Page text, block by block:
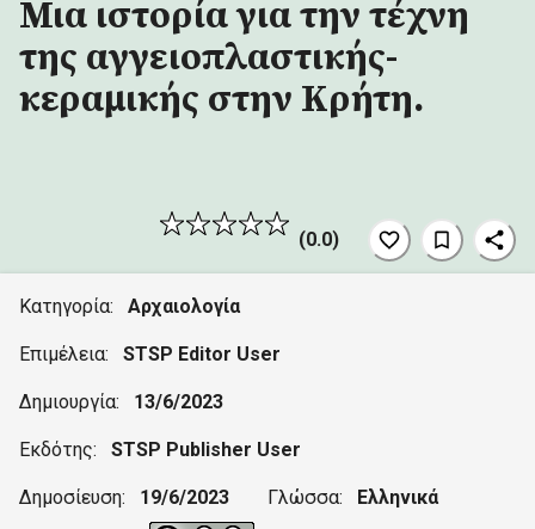
Μια ιστορία για την τέχνη
της αγγειοπλαστικής-
κεραμικής στην Κρήτη.
(0.0)
Κατηγορία: Αρχαιολογία
Επιμέλεια: STSP Editor User
Δημιουργία: 13/6/2023
Εκδότης: STSP Publisher User
Δημοσίευση: 19/6/2023 Γλώσσα: Ελληνικά